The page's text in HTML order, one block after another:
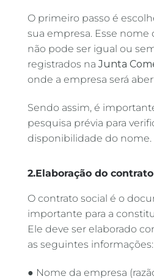
O primeiro passo é
sua empresa. Esse nome
não pode ser igual ou
registrados naJunta
onde a empresa será
Sendo assim, é
pesquisa prévia para
disponibilidade do nome.
2.Elaboração do
O contrato social é o
importante para a
Ele deve ser elaborado
as seguintes informações:
● Nome da empresa